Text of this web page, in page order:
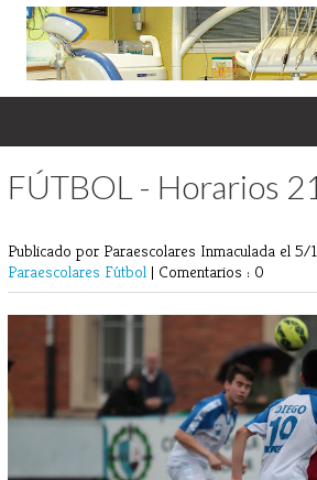
FÚTBOL - Horarios
Publicado por Paraescolares Inmaculada el 5/
Paraescolares Fútbol | Comentarios : 0